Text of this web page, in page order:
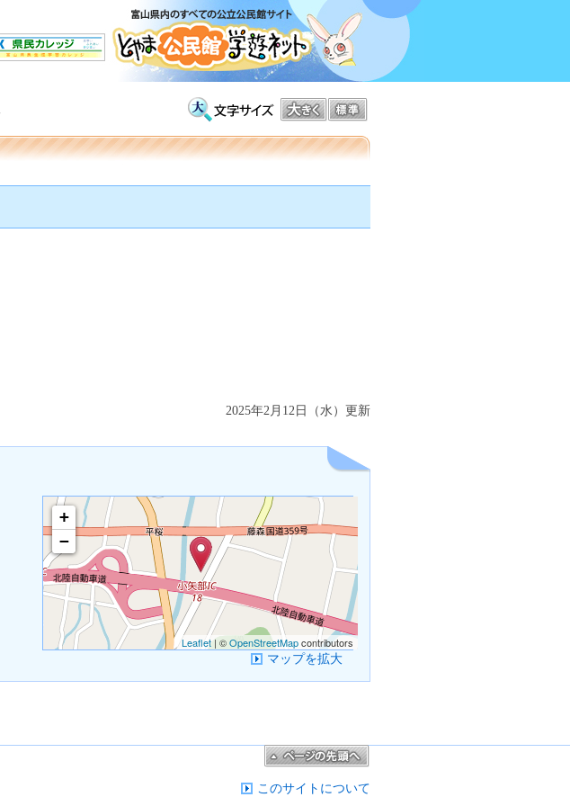
2025年2月12日（水）更新
+
−
Leaflet | ©OpenStreetMapcontributors
マップを拡大
このサイトについて